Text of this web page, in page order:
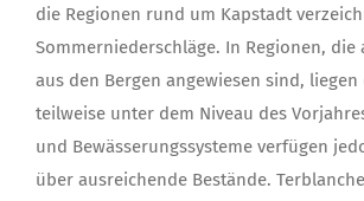
die Regionen rund um Kapstadt
Sommerniederschläge. In Regionen, die
aus den Bergen angewiesen sind, liegen
teilweise unter dem Niveau des
und Bewässerungssysteme verfügen
über ausreichende Bestände.